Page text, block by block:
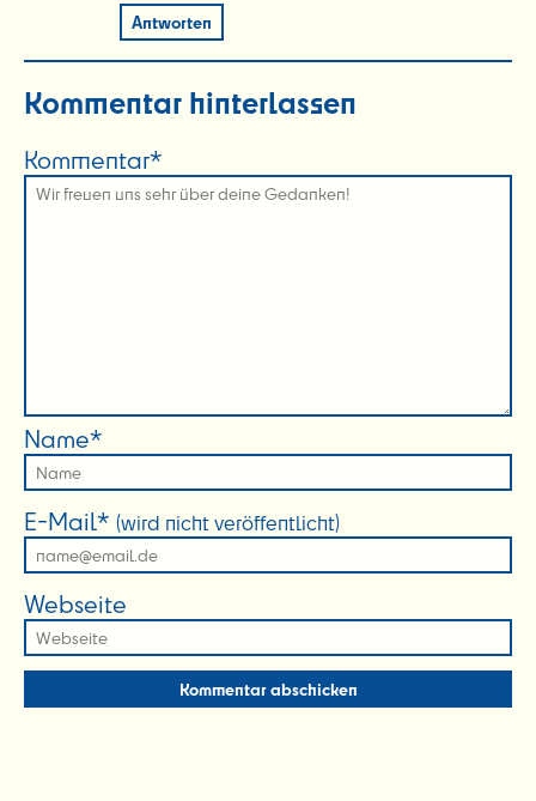
Antworten
Kommentar hinterlassen
Kommentar*
Name*
E-Mail* (wird nicht veröffentlicht)
Webseite